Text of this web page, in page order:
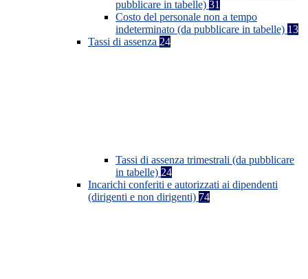
pubblicare in tabelle) 31
Costo del personale non a tempo
indeterminato (da pubblicare in tabelle) 13
Tassi di assenza 24
Tassi di assenza trimestrali (da pubblicare
in tabelle) 24
Incarichi conferiti e autorizzati ai dipendenti
(dirigenti e non dirigenti) 74